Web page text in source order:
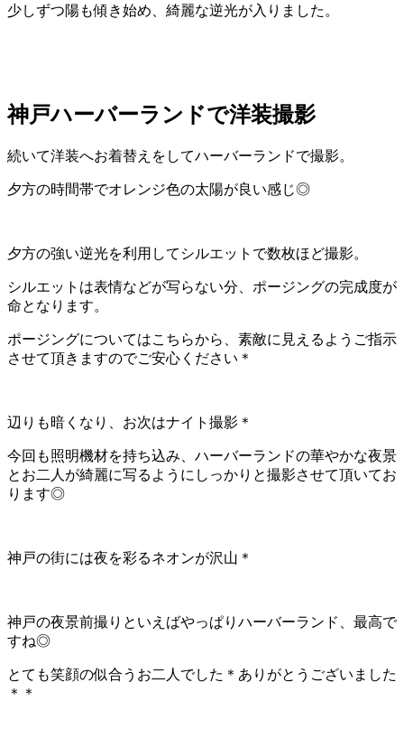
少しずつ陽も傾き始め、綺麗な逆光が入りました。
神戸ハーバーランドで洋装撮影
続いて洋装へお着替えをしてハーバーランドで撮影。
夕方の時間帯でオレンジ色の太陽が良い感じ◎
夕方の強い逆光を利用してシルエットで数枚ほど撮影。
シルエットは表情などが写らない分、ポージングの完成度が
命となります。
ポージングについてはこちらから、素敵に見えるようご指示
させて頂きますのでご安心ください＊
辺りも暗くなり、お次はナイト撮影＊
今回も照明機材を持ち込み、ハーバーランドの華やかな夜景
とお二人が綺麗に写るようにしっかりと撮影させて頂いてお
ります◎
神戸の街には夜を彩るネオンが沢山＊
神戸の夜景前撮りといえばやっぱりハーバーランド、最高で
すね◎
とても笑顔の似合うお二人でした＊ありがとうございました
＊＊